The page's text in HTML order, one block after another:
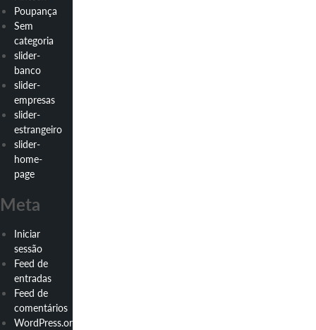
Poupança
Sem
categoria
slider-
banco
slider-
empresas
slider-
estrangeiro
slider-
home-
page
Meta
Iniciar
sessão
Feed de
entradas
Feed de
comentários
WordPress.org